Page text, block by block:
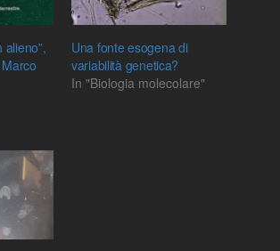
alieno”,
Una fonte esogena di
variabilità genetica?
In "Biologia molecolare"